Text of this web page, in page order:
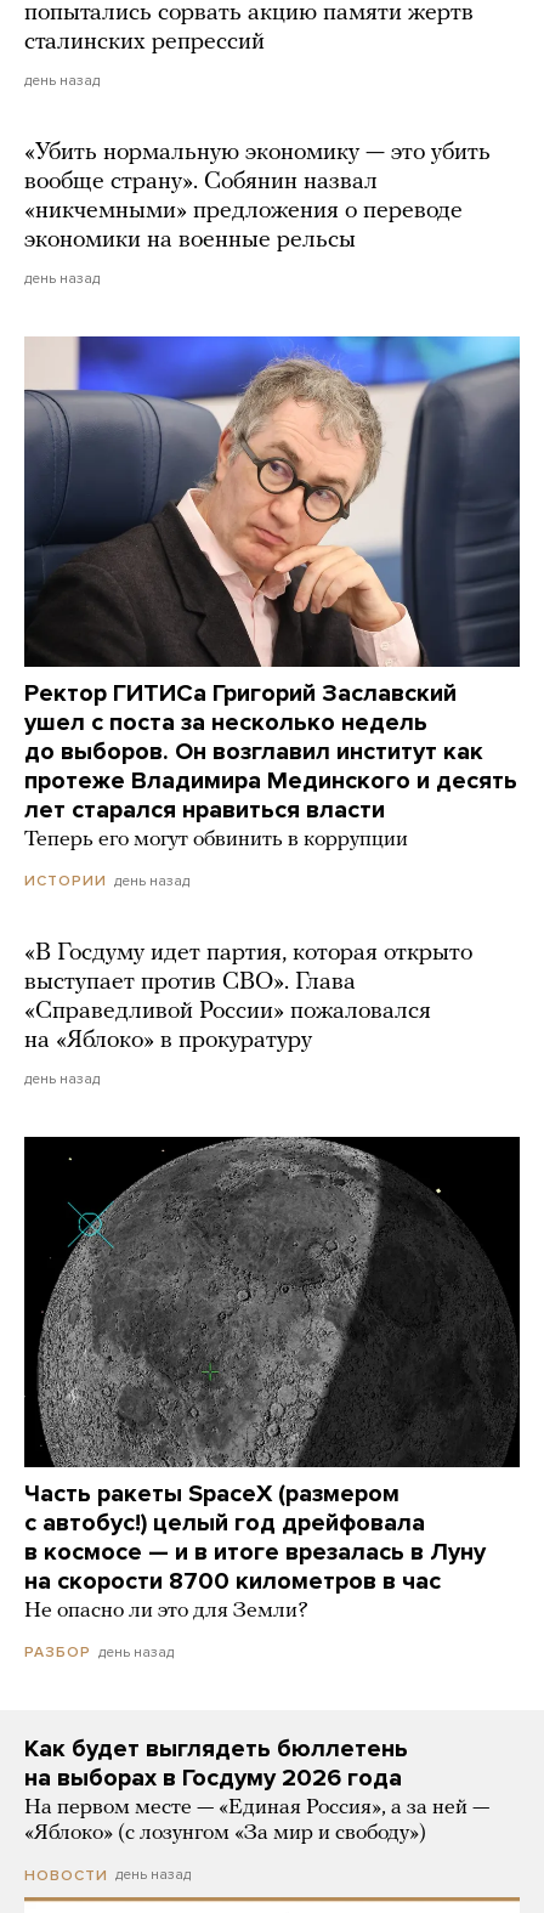
попытались сорвать акцию памяти жертв
сталинских репрессий
день назад
«Убить нормальную экономику — это убить
вообще страну». Собянин назвал
«никчемными» предложения о переводе
экономики на военные рельсы
день назад
Ректор ГИТИСа Григорий Заславский
ушел с поста за несколько недель
до выборов. Он возглавил институт как
протеже Владимира Мединского и десять
лет старался нравиться власти
Теперь его могут обвинить в коррупции
ИСТОРИИ день назад
«В Госдуму идет партия, которая открыто
выступает против СВО». Глава
«Справедливой России» пожаловался
на «Яблоко» в прокуратуру
день назад
Часть ракеты SpaceX (размером
с автобус!) целый год дрейфовала
в космосе — и в итоге врезалась в Луну
на скорости 8700 километров в час
Не опасно ли это для Земли?
РАЗБОР день назад
Как будет выглядеть бюллетень
на выборах в Госдуму 2026 года
На первом месте — «Единая Россия», а за ней —
«Яблоко» (с лозунгом «За мир и свободу»)
НОВОСТИ день назад